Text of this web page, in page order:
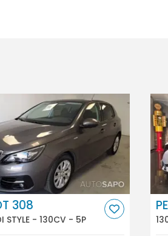
308
STYLE - 130CV - 5P